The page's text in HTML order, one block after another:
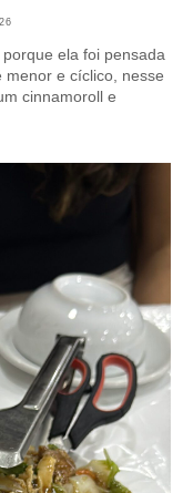
ela foi pensada
e cíclico, nesse
cinnamoroll e